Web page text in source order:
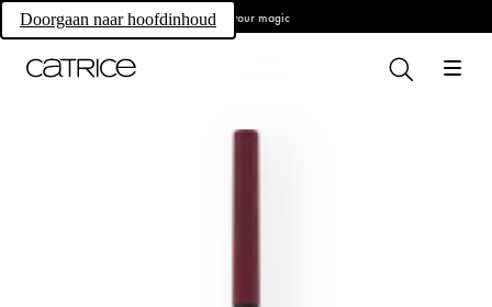
Doorgaan naar hoofdinhoudOwn your magic